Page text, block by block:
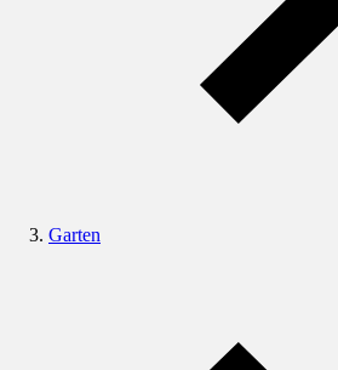
Garten